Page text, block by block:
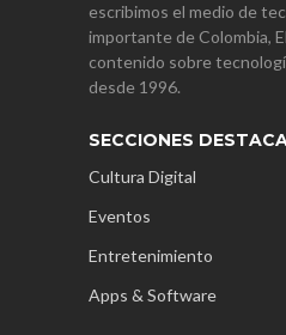
escribimos el medio de
importante de Colombia,
contenido sobre
desde 1996.
SECCIONES
Cultura Digital
Eventos
Entretenimiento
Apps & Software